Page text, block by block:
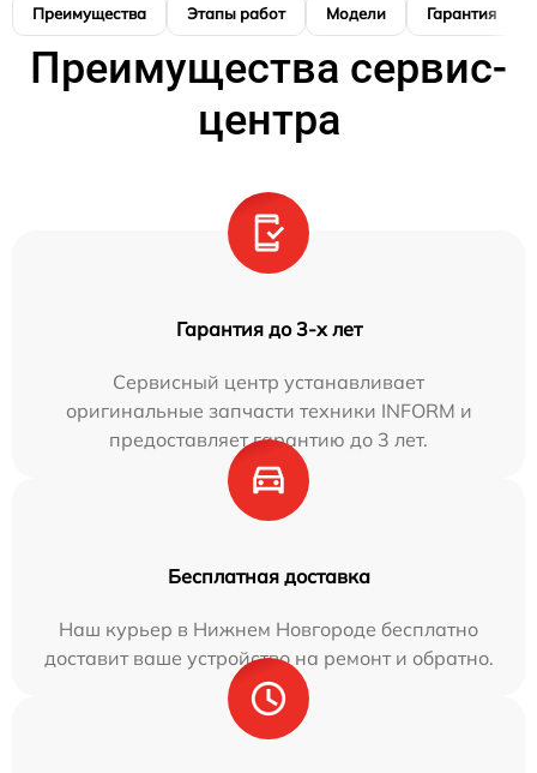
Преимущества Этапы работ Модели Гарантия
Преимущества сервис-
центра
Гарантия до 3-х лет
Сервисный центр устанавливает
оригинальные запчасти техники INFORM и
предоставляет гарантию до 3 лет.
Бесплатная доставка
Наш курьер в Нижнем Новгороде бесплатно
доставит ваше устройство на ремонт и обратно.